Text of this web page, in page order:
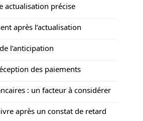
actualisation précise
après l’actualisation
l’anticipation
des paiements
: un facteur à considérer
après un constat de retard